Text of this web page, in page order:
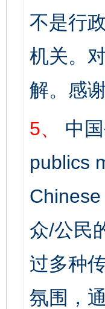
不是行
机关。
解。感
5、
中
publics
众/公民
过多种
氛围，